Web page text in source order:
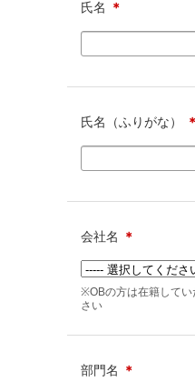
氏名 ＊
氏名（ふりがな） ＊
会社名 ＊
※OBの方は在籍して
さい
部門名 ＊